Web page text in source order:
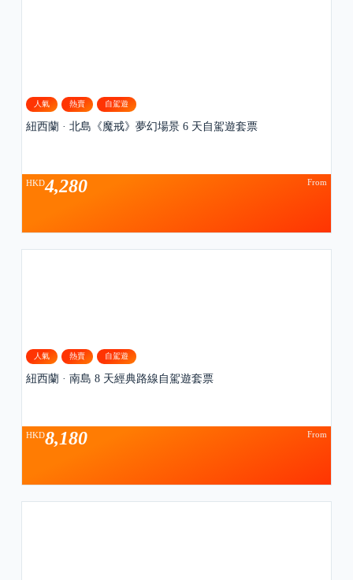
人氣 熱賣 自駕遊
紐西蘭 · 北島《魔戒》夢幻場景 6 天自駕遊套票
From
HKD4,280
人氣 熱賣 自駕遊
紐西蘭 · 南島 8 天經典路線自駕遊套票
From
HKD8,180